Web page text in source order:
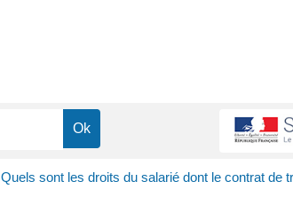
Quels sont les droits du salarié dont le contrat de